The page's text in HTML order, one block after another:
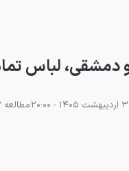
لباس تمام
مطالعه 3 دقیقه